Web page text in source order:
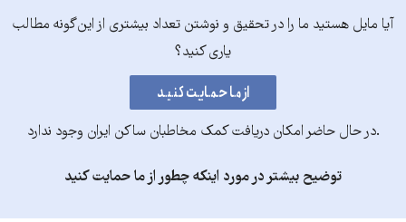
آیا مایل هستید ما را در تحقیق و نوشتن تعداد بیشتری از این‌گونه مطالب
یاری کنید؟
.در حال حاضر امکان دریافت کمک مخاطبان ساکن ایران وجود ندارد
توضیح بیشتر در مورد اینکه چطور از ما حمایت کنید